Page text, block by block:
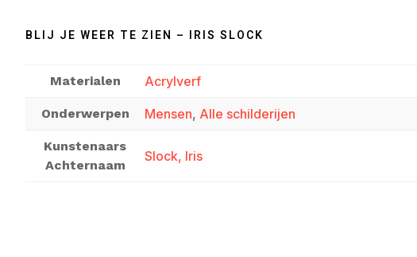
BLIJ JE WEER TE ZIEN – IRIS SLOCK
Materialen Acrylverf
Onderwerpen Mensen, Alle schilderijen
Kunstenaars
Achternaam
Slock, Iris